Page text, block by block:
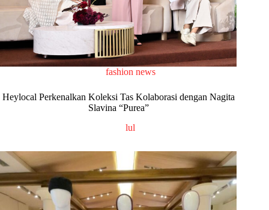
fashion news
Heylocal Perkenalkan Koleksi Tas Kolaborasi dengan Nagita
Slavina “Purea”
lul